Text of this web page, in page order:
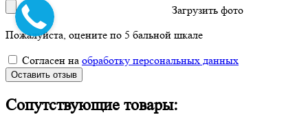
Загрузить фото
Пожалуйста, оцените по 5 бальной шкале
Согласен на обработку персональных данных
Оставить отзыв
Сопутствующие товары: